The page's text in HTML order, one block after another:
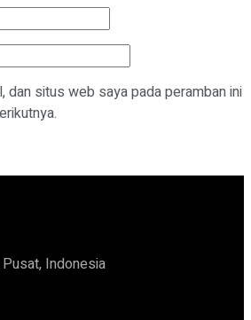
dan situs web saya pada peramban ini
Indonesia